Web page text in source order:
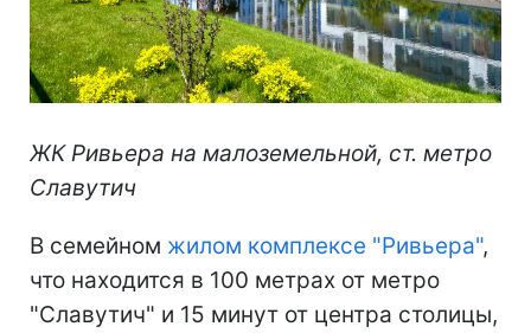
ЖК Ривьера на малоземельной, ст. метро
Славутич
В семейном жилом комплексе "Ривьера",
что находится в 100 метрах от метро
"Славутич" и 15 минут от центра столицы,